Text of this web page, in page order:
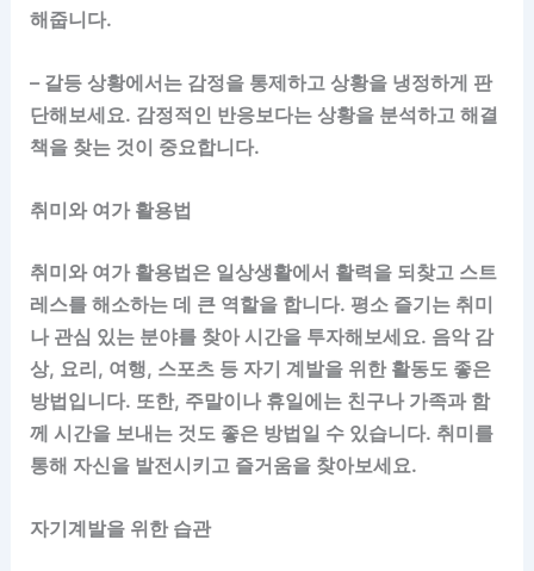
해줍니다.
– 갈등 상황에서는 감정을 통제하고 상황을 냉정하게 판
단해보세요. 감정적인 반응보다는 상황을 분석하고 해결
책을 찾는 것이 중요합니다.
취미와 여가 활용법
취미와 여가 활용법은 일상생활에서 활력을 되찾고 스트
레스를 해소하는 데 큰 역할을 합니다. 평소 즐기는 취미
나 관심 있는 분야를 찾아 시간을 투자해보세요. 음악 감
상, 요리, 여행, 스포츠 등 자기 계발을 위한 활동도 좋은
방법입니다. 또한, 주말이나 휴일에는 친구나 가족과 함
께 시간을 보내는 것도 좋은 방법일 수 있습니다. 취미를
통해 자신을 발전시키고 즐거움을 찾아보세요.
자기계발을 위한 습관